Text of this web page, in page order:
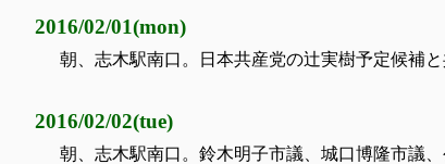
2016/02/01(mon)
朝、志木駅南口。日本共産党の辻実樹予定候補
2016/02/02(tue)
朝、志木駅南口。鈴木明子市議、城口博隆市議